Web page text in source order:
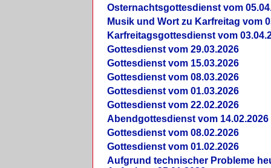
Osternachtsgottesdienst vom
Musik und Wort zu Karfreitag vom
Karfreitagsgottesdienst vom
Gottesdienst vom 29.03.2026
Gottesdienst vom 15.03.2026
Gottesdienst vom 08.03.2026
Gottesdienst vom 01.03.2026
Gottesdienst vom 22.02.2026
Abendgottesdienst vom 14.02.2026
Gottesdienst vom 08.02.2026
Gottesdienst vom 01.02.2026
Aufgrund technischer Probleme